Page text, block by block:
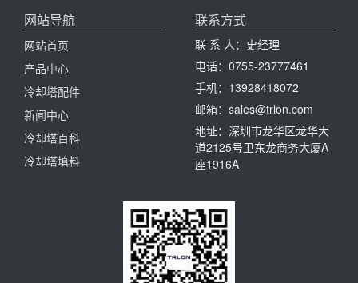
网站导航
网站首页
产品中心
冷却塔配件
新闻中心
冷却塔百科
冷却塔填料
联系方式
联 系 人：史经理
电话：0755-23777461
手机：13928418072
邮箱：sales@trlon.com
地址：深圳市龙华区龙华大
道2125号卫东龙商务大厦A
座1916A